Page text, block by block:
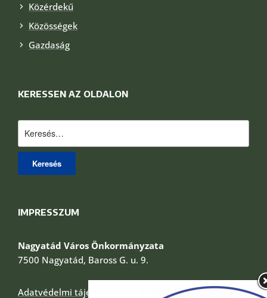
Közérdekű
Közösségek
Gazdaság
KERESSEN AZ OLDALON
IMPRESSZUM
Nagyatád Város Önkormányzata
7500 Nagyatád, Baross G. u. 9.
Adatvédelmi tájékoztató